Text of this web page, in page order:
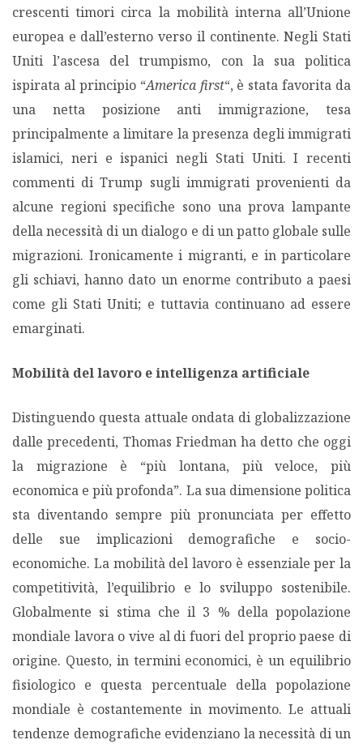
crescenti timori circa la mobilità interna all’Unione
europea e dall’esterno verso il continente. Negli Stati
Uniti l’ascesa del trumpismo, con la sua politica
ispirata al principio “America first“, è stata favorita da
una netta posizione anti immigrazione, tesa
principalmente a limitare la presenza degli immigrati
islamici, neri e ispanici negli Stati Uniti. I recenti
commenti di Trump sugli immigrati provenienti da
alcune regioni specifiche sono una prova lampante
della necessità di un dialogo e di un patto globale sulle
migrazioni. Ironicamente i migranti, e in particolare
gli schiavi, hanno dato un enorme contributo a paesi
come gli Stati Uniti; e tuttavia continuano ad essere
emarginati.
Mobilità del lavoro e intelligenza artificiale
Distinguendo questa attuale ondata di globalizzazione
dalle precedenti, Thomas Friedman ha detto che oggi
la migrazione è “più lontana, più veloce, più
economica e più profonda”. La sua dimensione politica
sta diventando sempre più pronunciata per effetto
delle sue implicazioni demografiche e socio-
economiche. La mobilità del lavoro è essenziale per la
competitività, l’equilibrio e lo sviluppo sostenibile.
Globalmente si stima che il 3 % della popolazione
mondiale lavora o vive al di fuori del proprio paese di
origine. Questo, in termini economici, è un equilibrio
fisiologico e questa percentuale della popolazione
mondiale è costantemente in movimento. Le attuali
tendenze demografiche evidenziano la necessità di un